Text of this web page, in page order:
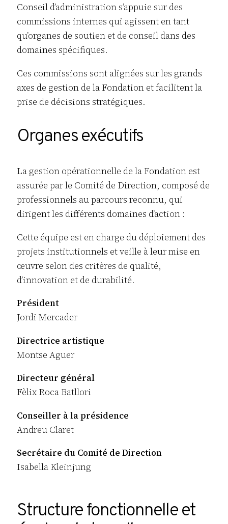
Conseil d’administration s’appuie sur des
commissions internes qui agissent en tant
qu’organes de soutien et de conseil dans des
domaines spécifiques.
Ces commissions sont alignées sur les grands
axes de gestion de la Fondation et facilitent la
prise de décisions stratégiques.
Organes exécutifs
La gestion opérationnelle de la Fondation est
assurée par le Comité de Direction, composé de
professionnels au parcours reconnu, qui
dirigent les différents domaines d’action :
Cette équipe est en charge du déploiement des
projets institutionnels et veille à leur mise en
œuvre selon des critères de qualité,
d’innovation et de durabilité.
Président
Jordi Mercader
Directrice artistique
Montse Aguer
Directeur général
Fèlix Roca Batllori
Conseiller à la présidence
Andreu Claret
Secrétaire du Comité de Direction
Isabella Kleinjung
Structure fonctionnelle et